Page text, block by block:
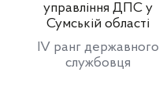
управління ДПС у
Сумській області
IV ранг державного
службовця